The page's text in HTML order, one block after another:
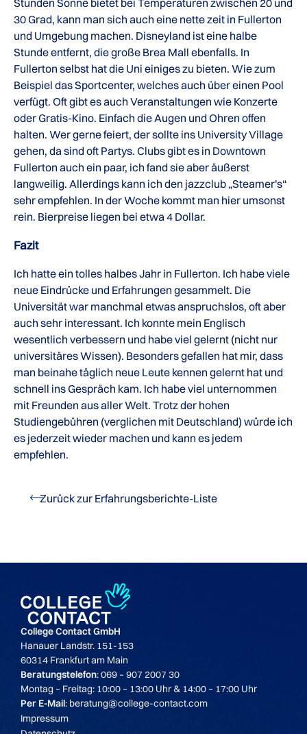
30 Grad, kann man sich auch eine nette zeit in Fullerton
und Umgebung machen. Disneyland ist eine halbe
Stunde entfernt, die große Brea Mall ebenfalls. In
Fullerton selbst hat die Uni einiges zu bieten. Wie zum
Beispiel das Sportcenter, welches auch über einen Pool
verfügt. Oft gibt es auch Veranstaltungen wie Konzerte
oder Gratis-Kino. Einfach die Augen und Ohren offen
halten. Wer gerne feiert, der sollte ins University Village
gehen, da sind oft Partys. Clubs gibt es in Downtown
Fullerton auch ein paar, ich fand sie aber äußerst
langweilig. Allerdings kann ich den jazzclub „Steamer's“
sehr empfehlen. In der Woche kommt man hier umsonst
rein. Bierpreise liegen bei etwa 4 Dollar.
Fazit
Ich hatte ein tolles halbes Jahr in Fullerton. Ich habe viele
neue Eindrücke und Erfahrungen gesammelt. Die
Universität war manchmal etwas anspruchslos, oft aber
auch sehr interessant. Ich konnte mein Englisch
wesentlich verbessern und habe viel gelernt (nicht nur
universitäres Wissen). Besonders gefallen hat mir, dass
man beinahe täglich neue Leute kennen gelernt hat und
schnell ins Gespräch kam. Ich habe viel unternommen
mit Freunden aus aller Welt. Trotz der hohen
Studiengebühren (verglichen mit Deutschland) würde ich
es jederzeit wieder machen und kann es jedem
empfehlen.
Zurück zur Erfahrungsberichte-Liste
College Contact GmbH
Hanauer Landstr. 151-153
60314 Frankfurt am Main
Beratungstelefon: 069 – 907 2007 30
Montag – Freitag: 10:00 – 13:00 Uhr & 14:00 – 17:00 Uhr
Per E-Mail: beratung@college-contact.com
Impressum